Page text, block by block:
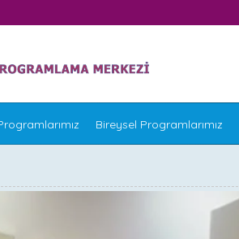
Bireysel Programlarımız